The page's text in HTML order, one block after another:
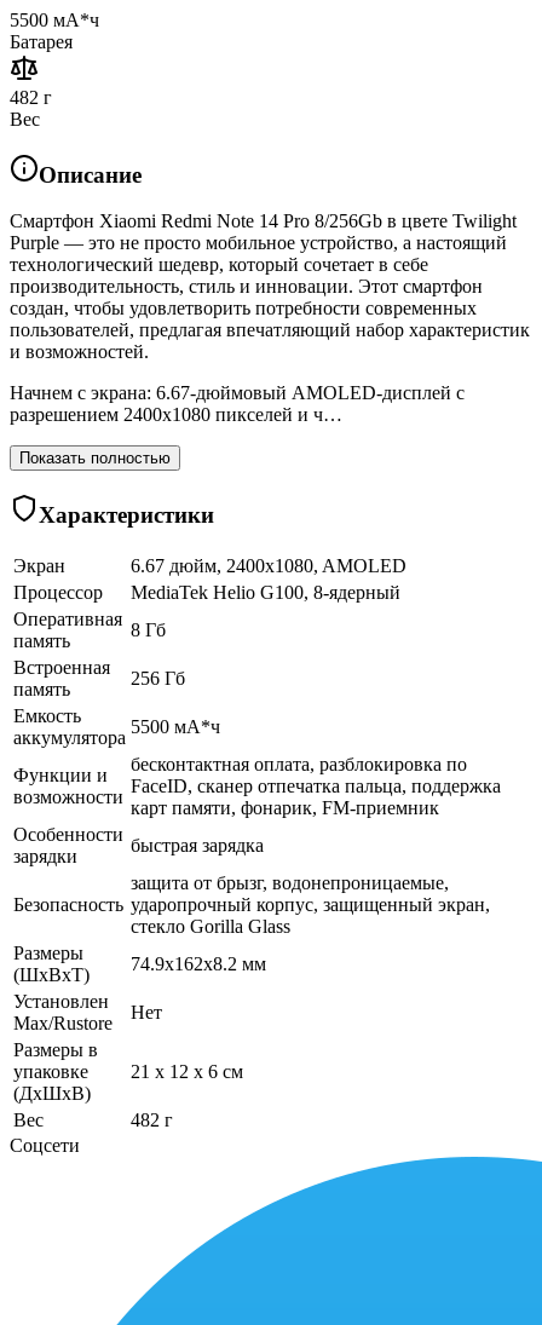
5500 мА*ч
Батарея
482 г
Вес
Описание
Смартфон Xiaomi Redmi Note 14 Pro 8/256Gb в цвете Twilight
Purple — это не просто мобильное устройство, а настоящий
технологический шедевр, который сочетает в себе
производительность, стиль и инновации. Этот смартфон
создан, чтобы удовлетворить потребности современных
пользователей, предлагая впечатляющий набор характеристик
и возможностей.
Начнем с экрана: 6.67-дюймовый AMOLED-дисплей с
разрешением 2400x1080 пикселей и ч…
Показать полностью
Характеристики
Экран
6.67 дюйм, 2400x1080, AMOLED
Процессор
MediaTek Helio G100, 8-ядерный
Оперативная
память
8 Гб
Встроенная
память
256 Гб
Емкость
аккумулятора
5500 мА*ч
Функции и
возможности
бесконтактная оплата, разблокировка по
FaceID, сканер отпечатка пальца, поддержка
карт памяти, фонарик, FM-приемник
Особенности
зарядки
быстрая зарядка
Безопасность
защита от брызг, водонепроницаемые,
ударопрочный корпус, защищенный экран,
cтекло Gorilla Glass
Размеры
(ШхВхТ)
74.9x162x8.2 мм
Установлен
Max/Rustore
Нет
Размеры в
упаковке
(ДхШхВ)
21 x 12 x 6 см
Вес
482 г
Соцсети